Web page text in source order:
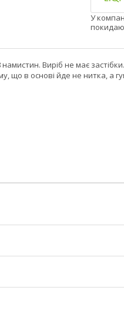
У
Виріб не має
що в основі йде не нитка, а